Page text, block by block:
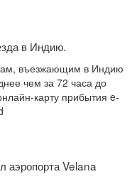
в Индию.
въезжающим в Индию
чем за 72 часа до
карту прибытия e-
Velana